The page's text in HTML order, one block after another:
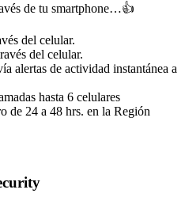
de tu smartphone…👍
del celular.
del celular.
alertas de actividad instantánea a
hasta 6 celulares
de 24 a 48 hrs. en la Región